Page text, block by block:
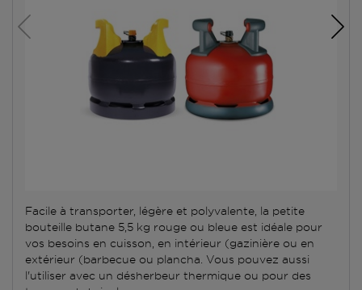
Facile à transporter, légère et polyvalente, la petite
bouteille butane 5,5 kg rouge ou bleue est idéale pour
vos besoins en cuisson, en intérieur (gazinière ou en
extérieur (barbecue ou plancha. Vous pouvez aussi
l'utiliser avec un désherbeur thermique ou pour des